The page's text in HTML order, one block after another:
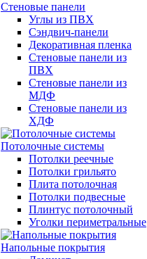
Стеновые панели
Углы из ПВХ
Сэндвич-панели
Декоративная пленка
Стеновые панели из
ПВХ
Стеновые панели из
МДФ
Стеновые панели из
ХДФ
Потолочные системы
Потолки реечные
Потолки грильято
Плита потолочная
Потолки подвесные
Плинтус потолочный
Уголки периметральные
Напольные покрытия